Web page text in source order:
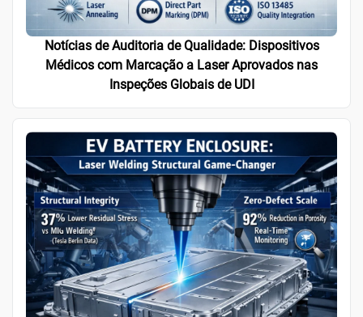
Notícias de Auditoria de Qualidade: Dispositivos
Médicos com Marcação a Laser Aprovados nas
Inspeções Globais de UDI